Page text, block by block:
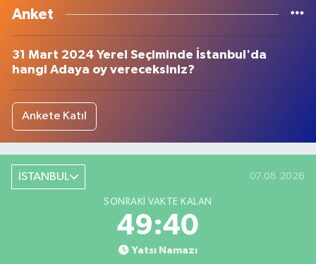
Anket
31 Mart 2024 Yerel Seçiminde İstanbul'da
hangi Adaya oy vereceksiniz?
Ankete Katıl
İSTANBUL 07.08.2026
SONRAKI VAKTE KALAN
49:39
Yatsı Namazı